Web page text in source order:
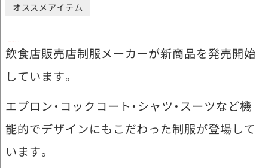
オススメアイテム
飲食店販売店制服メーカーが新商品を発売開始
しています。
エプロン・コックコート・シャツ・スーツなど機
能的でデザインにもこだわった制服が登場して
います。